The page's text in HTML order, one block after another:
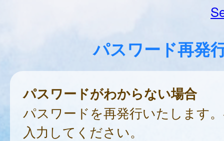
パスワード再発
パスワードがわからない場合
パスワードを再発行いたします
入力してください。